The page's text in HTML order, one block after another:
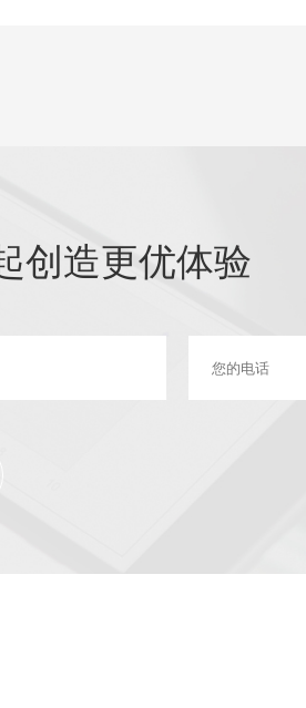
创造更优体验